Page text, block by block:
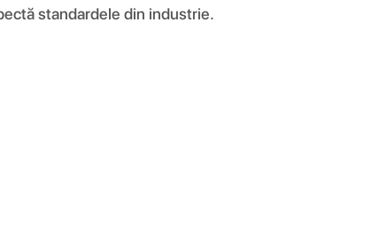
standardele din industrie.